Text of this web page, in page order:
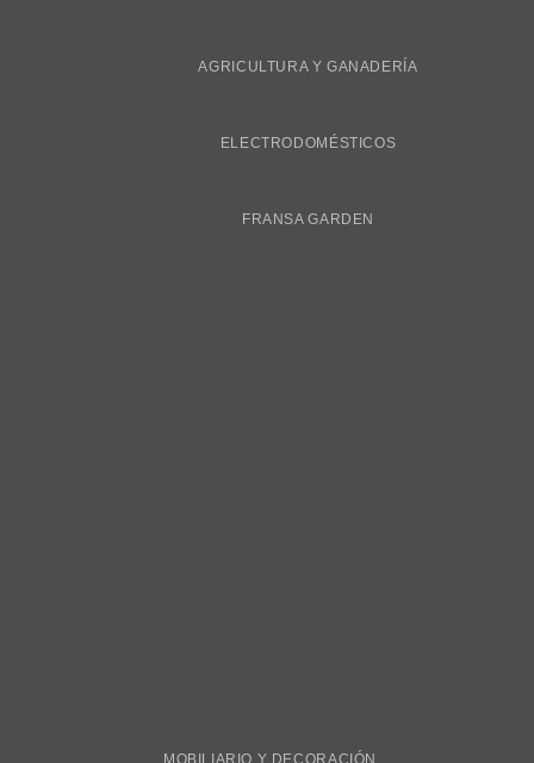
AGRICULTURA Y GANADERÍA
ELECTRODOMÉSTICOS
FRANSA GARDEN
MOBILIARIO Y DECORACIÓN